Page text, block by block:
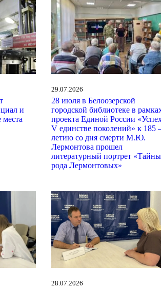
и
места
29.07.2026
28 июля в Белоозерской
городской библиотеке в
проекта Единой России
V единстве поколений» к 185
летию со дня смерти М.Ю.
Лермонтова прошел
литературный портрет «Тайны
рода Лермонтовых»
28.07.2026